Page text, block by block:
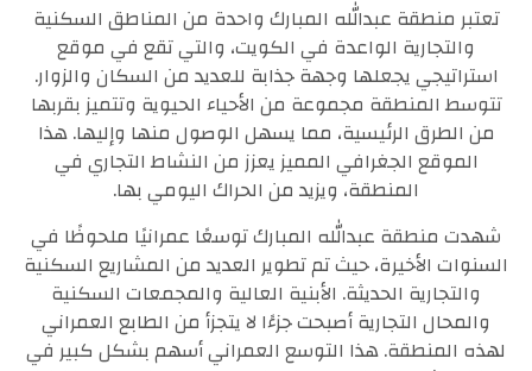
تعتبر منطقة عبدالله المبارك واحدة من المناطق السكنية
والتجارية الواعدة في الكويت، والتي تقع في موقع
استراتيجي يجعلها وجهة جذابة للعديد من السكان والزوار.
تتوسط المنطقة مجموعة من الأحياء الحيوية وتتميز بقربها
من الطرق الرئيسية، مما يسهل الوصول منها وإليها. هذا
الموقع الجغرافي المميز يعزز من النشاط التجاري في
المنطقة، ويزيد من الحراك اليومي بها.
شهدت منطقة عبدالله المبارك توسعًا عمرانيًا ملحوظًا في
السنوات الأخيرة، حيث تم تطوير العديد من المشاريع السكنية
والتجارية الحديثة. الأبنية العالية والمجمعات السكنية
والمحال التجارية أصبحت جزءًا لا يتجزأ من الطابع العمراني
لهذه المنطقة. هذا التوسع العمراني أسهم بشكل كبير في